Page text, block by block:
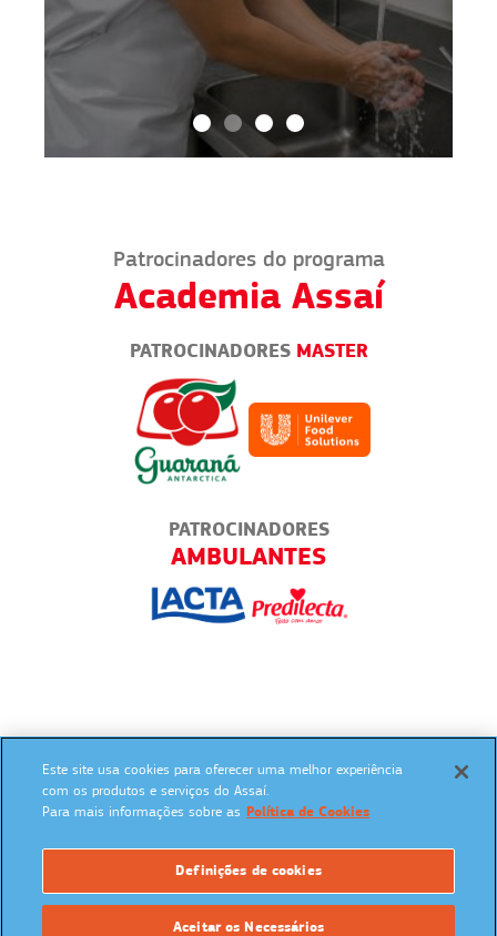
Patrocinadores do programa
Academia Assaí
PATROCINADORES MASTER
PATROCINADORES
AMBULANTES
SIGA NAS REDES SOCIAIS:
Este site usa cookies para oferecer uma melhor experiência
com os produtos e serviços do Assaí.
Para mais informações sobre as Política de Cookies
Definições de cookies
Aceitar os Necessários